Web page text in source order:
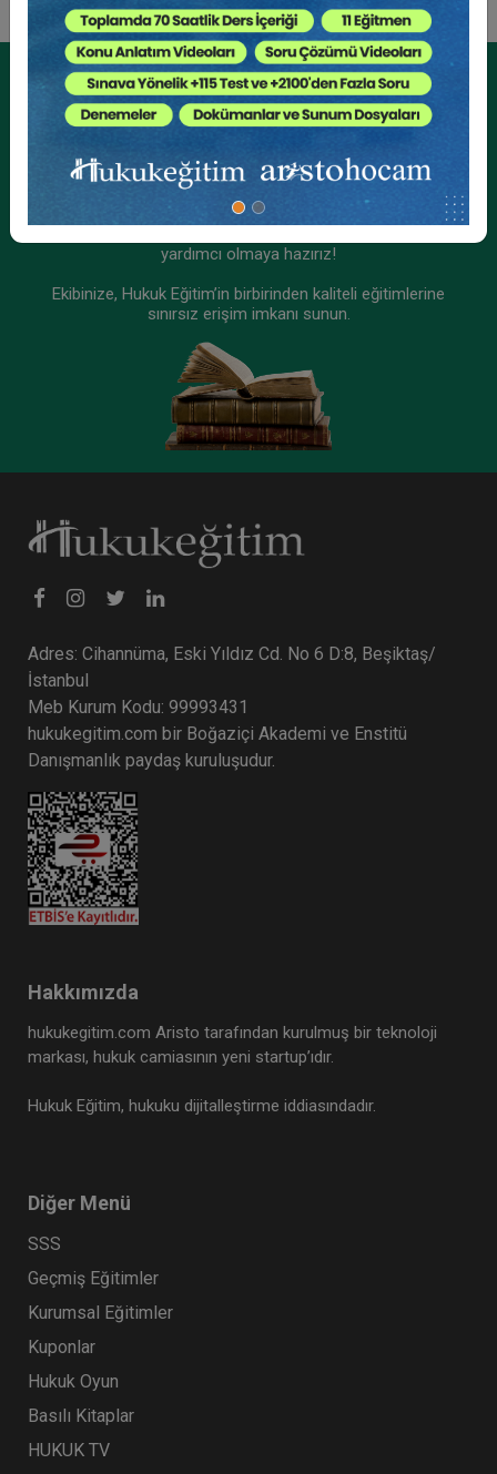
Tüketici Hukuku Enstitüsü
IV. Ticaret Hukuku Kongresi - Tüm Oturumlar (12
Sepete Ekle
Tüketici Hukuku Enstitüsü
Fikri Mülkiyet Hukuku - IV. Ticaret Hukuku
Kongresi - XI. Oturum
360 TL
Tüketici Hukuku Enstitüsü
IX. Oturum
360 TL
Tüketici Hukuku Enstitüsü
Kurumsal Üyelikler İçin
Kurumsal Teklif Alın
yardımcı olmaya hazırız!
Ekibinize, Hukuk Eğitim’in birbirinden kaliteli eğitimlerine
sınırsız erişim imkanı sunun.
Adres: Cihannüma, Eski Yıldız Cd. No 6 D:8, Beşiktaş/
İstanbul
Meb Kurum Kodu: 99993431
hukukegitim.com bir Boğaziçi Akademi ve Enstitü
Danışmanlık paydaş kuruluşudur.
Hakkımızda
hukukegitim.com Aristo tarafından kurulmuş bir teknoloji
markası, hukuk camiasının yeni startup’ıdır.
Hukuk Eğitim, hukuku dijitalleştirme iddiasındadır.
Diğer Menü
SSS
Geçmiş Eğitimler
Kurumsal Eğitimler
Kuponlar
Hukuk Oyun
Basılı Kitaplar
HUKUK TV